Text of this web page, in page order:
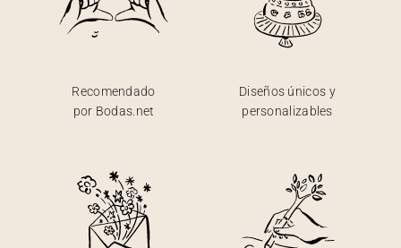
Recomendado
por Bodas.net
Diseños únicos y
personalizables